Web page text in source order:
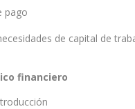
pago
de capital de
financiero